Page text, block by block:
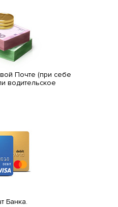
Почте (при себе
водительское
Банка.